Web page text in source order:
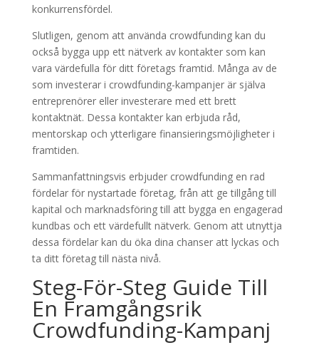
konkurrensfördel.
Slutligen, genom att använda crowdfunding kan du
också bygga upp ett nätverk av kontakter som kan
vara värdefulla för ditt företags framtid. Många av de
som investerar i crowdfunding-kampanjer är själva
entreprenörer eller investerare med ett brett
kontaktnät. Dessa kontakter kan erbjuda råd,
mentorskap och ytterligare finansieringsmöjligheter i
framtiden.
Sammanfattningsvis erbjuder crowdfunding en rad
fördelar för nystartade företag, från att ge tillgång till
kapital och marknadsföring till att bygga en engagerad
kundbas och ett värdefullt nätverk. Genom att utnyttja
dessa fördelar kan du öka dina chanser att lyckas och
ta ditt företag till nästa nivå.
Steg-För-Steg Guide Till
En Framgångsrik
Crowdfunding-Kampanj